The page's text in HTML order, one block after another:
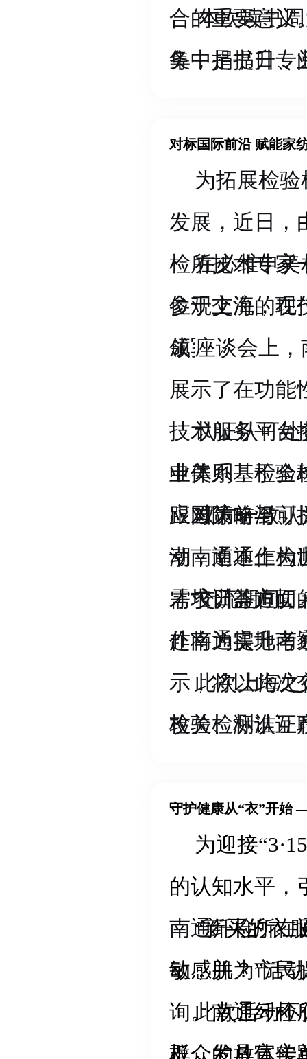
合的重要意义
务，是提升专
书修品行之基
化为服务南
动环节中，她
职工赠书，仪
本次读书
集中捐书日、
检所将以读书
伍，让阅读
在纤检事业高
对标国际前沿 赋能家
为拓展检
发展，近日，
检所技术专家
参观交流，在
成多项共识。
在必维申
位于上海的现
领军机构，必
国际标准转化
象。大家还深
色低碳检测认
座谈会上
展示了在功能
技术服务平台
申美则基于全
应对策略与可
认证认可
业体系，检验
跟国际前沿、
动南通本土检
才培训等方面
双方一致
潮，南通作为
需求日益迫切
作将为提升南
交流期间
赴南通实地考
示，将以此次
攻关、标准互
此次上海
检验检测认证
发挥技术支撑
立足长三角
地。
守护健康从“衣”开始
为迎接
的认知水平，
南通纤检所在
动，并为市民
“新买的衣
敏感肌？”活
询。南通纤检
板、发放宣传
此次活动
群众的具体实